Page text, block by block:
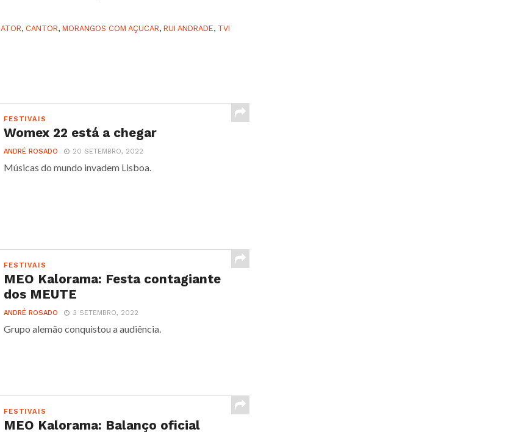
ATOR, CANTOR,MORANGOS COM AÇUCAR,RUI ANDRADE, TVI
FESTIVAIS
Womex 22 está a chegar
ANDRÉ ROSADO 20 SETEMBRO, 2022
Músicas do mundo invadem Lisboa.
FESTIVAIS
MEO Kalorama: Festa contagiante
dos MEUTE
ANDRÉ ROSADO 3 SETEMBRO, 2022
Grupo alemão conquistou a audiência.
FESTIVAIS
MEO Kalorama: Balanço oficial